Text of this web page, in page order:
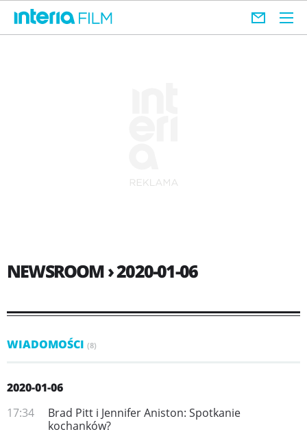
NEWSROOM › 2020-01-06
WIADOMOŚCI (8)
2020-01-06
17:34
Brad Pitt i Jennifer Aniston: Spotkanie
kochanków?